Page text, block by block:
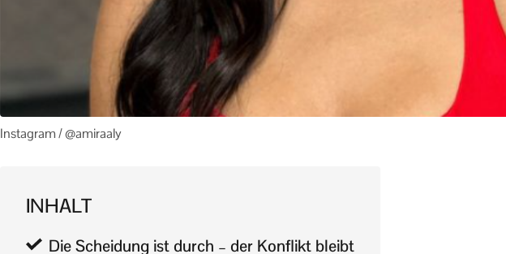
Instagram / @amiraaly
INHALT
Die Scheidung ist durch – der Konflikt bleibt